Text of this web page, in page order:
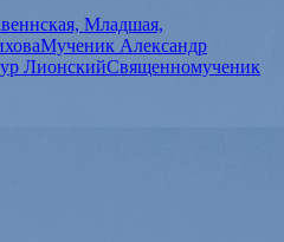
Младшая,
Мученик Александр
ЛионскийСвященномученик